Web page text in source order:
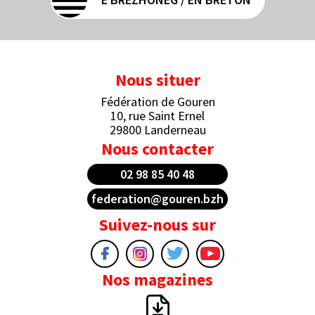
Nous situer
Fédération de Gouren
10, rue Saint Ernel
29800 Landerneau
Nous contacter
02 98 85 40 48
federation@gouren.bzh
Suivez-nous sur
Nos magazines